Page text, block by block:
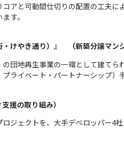
アと可動間仕切りの配置の工夫に
す。
けやき通り）』 （新築分譲マンシ
団地再生事業の一環として建てら
ライベート・パートナーシップ）
援の取り組み）
ロジェクトを、大手デベロッパー4